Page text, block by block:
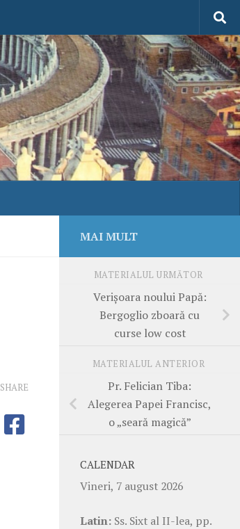
SHARE
MAI MULT
MATERIALUL URMĂTOR
Verişoara noului Papă:
Bergoglio zboară cu
curse low cost
MATERIALUL ANTERIOR
Pr. Felician Tiba:
Alegerea Papei Francisc,
o „seară magică”
CALENDAR
Vineri, 7 august 2026
Latin: Ss. Sixt al II-lea, pp.